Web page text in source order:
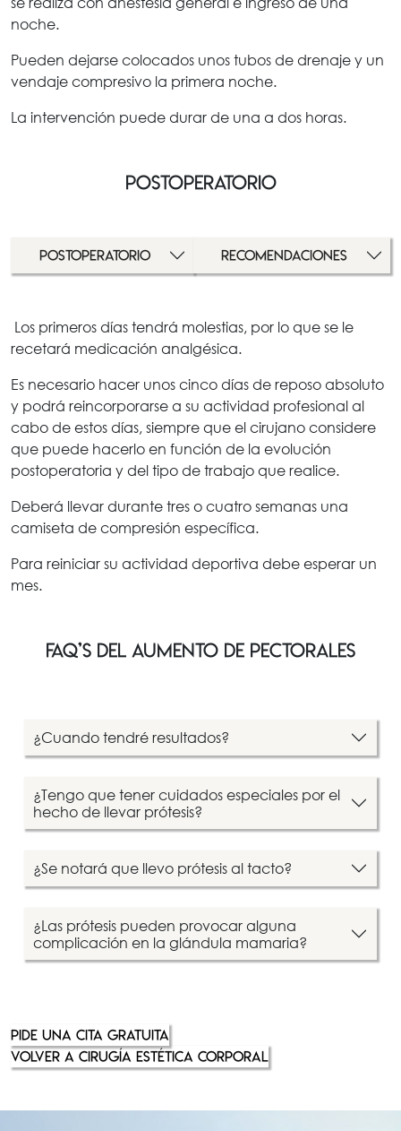
noche.
Pueden dejarse colocados unos tubos de drenaje y un
vendaje compresivo la primera noche.
La intervención puede durar de una a dos horas.
Postoperatorio
Postoperatorio recomendaciones
Los primeros días tendrá molestias, por lo que se le
recetará medicación analgésica.
Es necesario hacer unos cinco días de reposo absoluto
y podrá reincorporarse a su actividad profesional al
cabo de estos días, siempre que el cirujano considere
que puede hacerlo en función de la evolución
postoperatoria y del tipo de trabajo que realice.
Deberá llevar durante tres o cuatro semanas una
camiseta de compresión específica.
Para reiniciar su actividad deportiva debe esperar un
mes.
FAQ’S del aumento de pectorales
¿Cuando tendré resultados?
¿Tengo que tener cuidados especiales por el
hecho de llevar prótesis?
¿Se notará que llevo prótesis al tacto?
¿Las prótesis pueden provocar alguna
complicación en la glándula mamaria?
PIDE UNA CITA GRATUITA
VOLVER A CIRUGÍA ESTÉTICA CORPORAL